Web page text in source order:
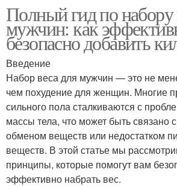
Полный гид по набору
мужчин: как
безопасно добавить
Введение
Набор веса для мужчин — это не
чем похудение для женщин. Многие
сильного пола сталкиваются с
массы тела, что может быть связано с
обменом веществ или недостатком
веществ. В этой статье мы
принципы, которые помогут вам
эффективно набрать вес.